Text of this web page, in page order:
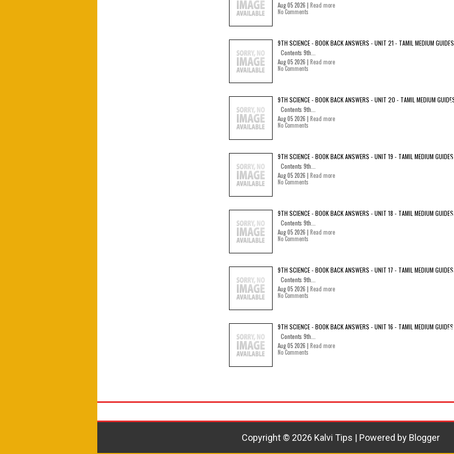
Aug 05 2026 | Read more
No Comments
9TH SCIENCE - BOOK BACK ANSWERS - UNIT 21 - TAMIL MEDIUM GUIDES
Contents 9th...
Aug 05 2026 | Read more
No Comments
9TH SCIENCE - BOOK BACK ANSWERS - UNIT 20 - TAMIL MEDIUM
Contents 9th...
Aug 05 2026 | Read more
No Comments
9TH SCIENCE - BOOK BACK ANSWERS - UNIT 19 - TAMIL MEDIUM GUIDES
Contents 9th...
Aug 05 2026 | Read more
No Comments
9TH SCIENCE - BOOK BACK ANSWERS - UNIT 18 - TAMIL MEDIUM GUIDES
Contents 9th...
Aug 05 2026 | Read more
No Comments
9TH SCIENCE - BOOK BACK ANSWERS - UNIT 17 - TAMIL MEDIUM GUIDES
Contents 9th...
Aug 05 2026 | Read more
No Comments
9TH SCIENCE - BOOK BACK ANSWERS - UNIT 16 - TAMIL MEDIUM GUIDES
Contents 9th...
Aug 05 2026 | Read more
No Comments
Copyright © 2026 Kalvi Tips | Powered by Blogger